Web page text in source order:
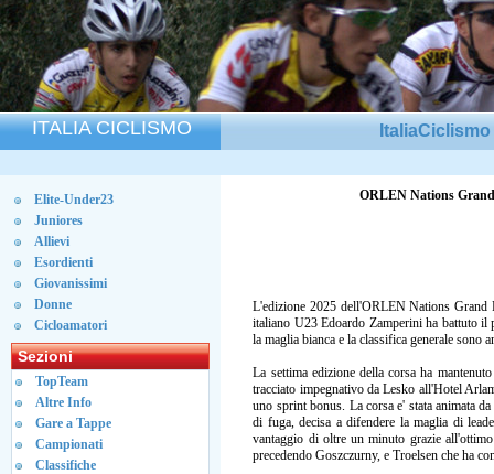
ITALIA CICLISMO
Elite-Under23
Juniores
Allievi
Esordienti
Giovanissimi
Donne
Cicloamatori
Sezioni
TopTeam
Altre Info
Gare a Tappe
Campionati
Classifiche
ORLEN Nations
L'edizione 2025 dell'ORLEN Nations Grand
italiano U23 Edoardo Zamperini ha battuto il
la maglia bianca e la classifica generale sono
La settima edizione della corsa ha
tracciato impegnativo da Lesko all'Hotel
uno sprint bonus. La corsa e' stata animata
di fuga, decisa a difendere la maglia di
vantaggio di oltre un minuto grazie
precedendo Goszczurny, e Troelsen che ha